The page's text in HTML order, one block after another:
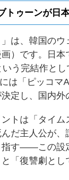
トゥーンが日
」は、韓国の
）です。日
う完結作と
は「ピッコ
定し、国内外
トは「タイ
だ主人公が
指す——この設
「復讐劇と